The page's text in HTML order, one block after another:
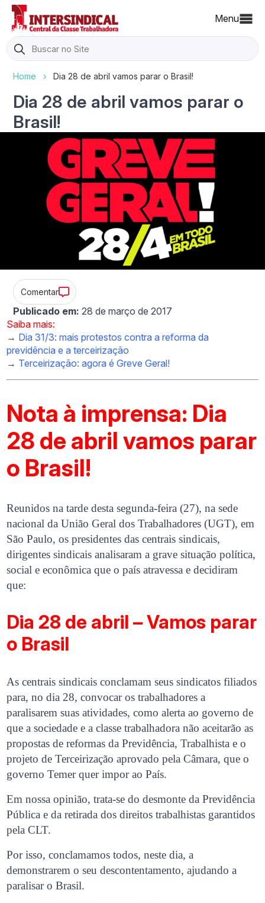
Menu
Search
for:
Home › Dia 28 de abril vamos parar o Brasil!
Dia 28 de abril vamos parar o
Brasil!
Comentar
Publicado em: 28 de março de 2017
Saiba mais:
→ Dia 31/3: mais protestos contra a reforma da
previdência e a terceirização
→ Terceirização: agora é Greve Geral!
Nota à imprensa: Dia
28 de abril vamos parar
o Brasil!
Reunidos na tarde desta segunda-feira (27), na sede
nacional da União Geral dos Trabalhadores (UGT), em
São Paulo, os presidentes das centrais sindicais,
dirigentes sindicais analisaram a grave situação política,
social e econômica que o país atravessa e decidiram
que:
Dia 28 de abril – Vamos parar
o Brasil
As centrais sindicais conclamam seus sindicatos filiados
para, no dia 28, convocar os trabalhadores a
paralisarem suas atividades, como alerta ao governo de
que a sociedade e a classe trabalhadora não aceitarão as
propostas de reformas da Previdência, Trabalhista e o
projeto de Terceirização aprovado pela Câmara, que o
governo Temer quer impor ao País.
Em nossa opinião, trata-se do desmonte da Previdência
Pública e da retirada dos direitos trabalhistas garantidos
pela CLT.
Por isso, conclamamos todos, neste dia, a
demonstrarem o seu descontentamento, ajudando a
paralisar o Brasil.